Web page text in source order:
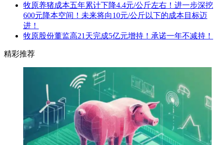
牧原养猪成本五年累计下降4.4元/公斤左右！进一步深挖
600元降本空间！未来将向10元/公斤以下的成本目标迈
进！
牧原股份董监高21天完成5亿元增持！承诺一年不减持！
精彩推荐